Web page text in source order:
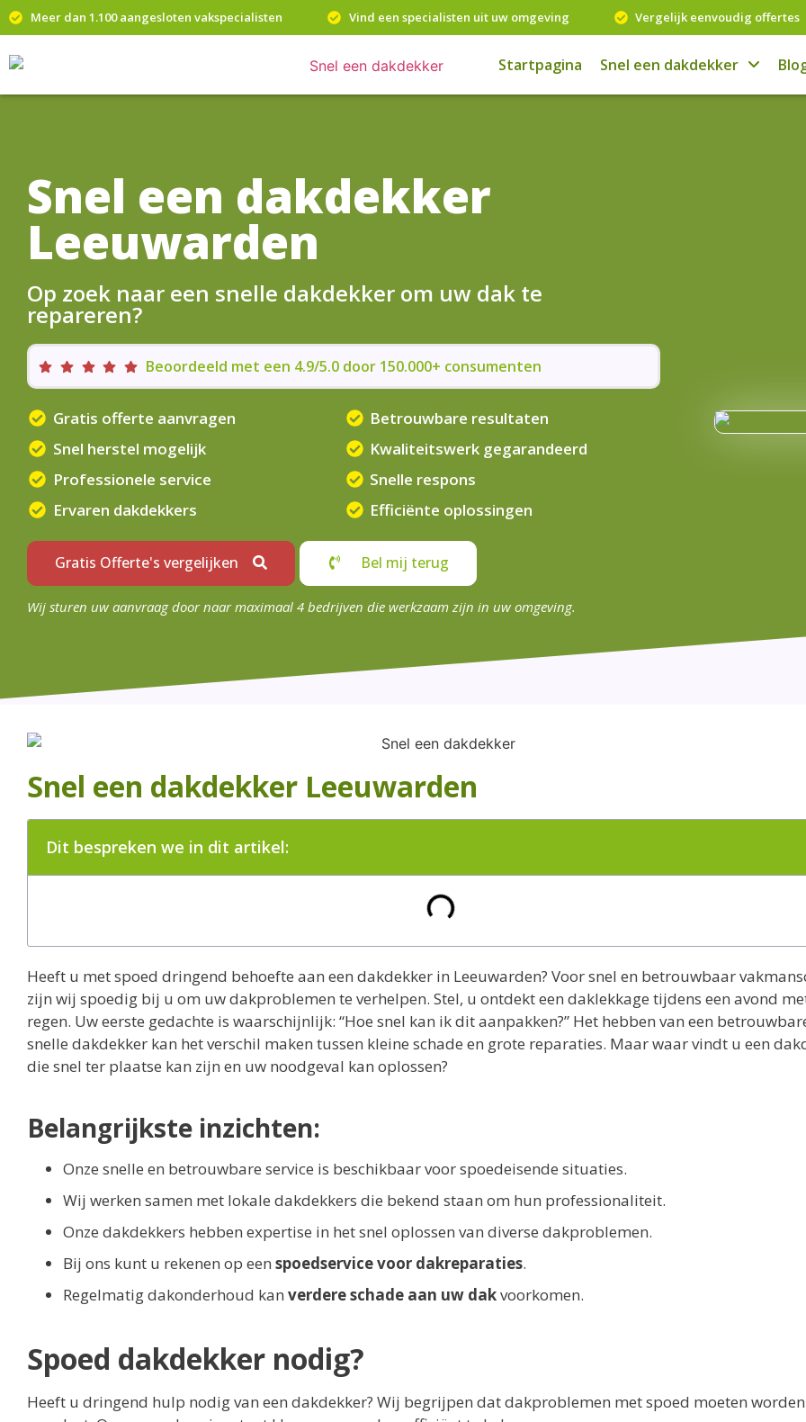
Meer dan 1.100 aangesloten vakspecialisten Vind een specialisten uit uw omgeving Vergelijk eenvoudig offertes
Startpagina Snel een dakdekker
Snel een dakdekker
Leeuwarden
Op zoek naar een snelle dakdekker om uw dak te
repareren?
Beoordeeld met een 4.9/5.0 door 150.000+ consumenten
Gratis offerte aanvragen
Snel herstel mogelijk
Professionele service
Ervaren dakdekkers
Betrouwbare resultaten
Kwaliteitswerk gegarandeerd
Snelle respons
Efficiënte oplossingen
Gratis Offerte's vergelijken Bel mij terug
Wij sturen uw aanvraag door naar maximaal 4 bedrijven die werkzaam zijn in uw omgeving.
Snel een dakdekker Leeuwarden
Dit bespreken we in dit artikel:
Heeft u met spoed dringend behoefte aan een dakdekker in Leeuwarden? Voor snel en betrouwbaar
zijn wij spoedig bij u om uw dakproblemen te verhelpen. Stel, u ontdekt een daklekkage tijdens een avond
regen. Uw eerste gedachte is waarschijnlijk: “Hoe snel kan ik dit aanpakken?” Het hebben van een
snelle dakdekker kan het verschil maken tussen kleine schade en grote reparaties. Maar waar vindt u een
die snel ter plaatse kan zijn en uw noodgeval kan oplossen?
Belangrijkste inzichten:
Onze snelle en betrouwbare service is beschikbaar voor spoedeisende situaties.
Wij werken samen met lokale dakdekkers die bekend staan om hun professionaliteit.
Onze dakdekkers hebben expertise in het snel oplossen van diverse dakproblemen.
Bij ons kunt u rekenen op een spoedservice voor dakreparaties.
Regelmatig dakonderhoud kan verdere schade aan uw dakvoorkomen.
Spoed dakdekker nodig?
Heeft u dringend hulp nodig van een dakdekker? Wij begrijpen dat dakproblemen met spoed moeten worden